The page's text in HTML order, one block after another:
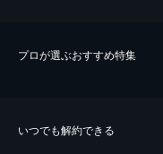
プロが選ぶおすすめ特集
いつでも解約できる